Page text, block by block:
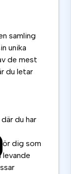
samling
unika
de mest
du letar
du har
dig som
levande